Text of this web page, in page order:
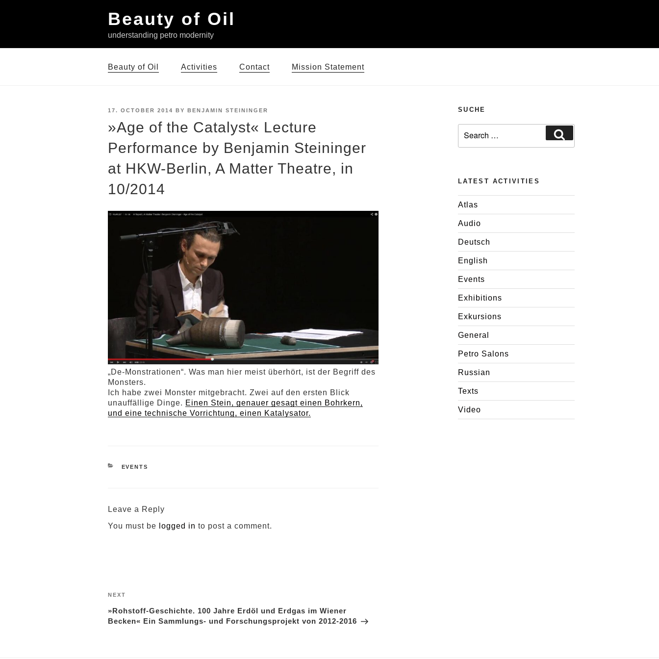
Beauty of Oil
understanding petro modernity
Beauty of Oil Activities Contact Mission Statement
POSTED
17. OCTOBER 2014 BY BENJAMIN STEININGER
»Age of the Catalyst« Lecture
Performance by Benjamin Steininger
at HKW-Berlin, A Matter Theatre, in
10/2014
„De-Monstrationen“. Was man hier meist überhört, ist der Begriff des
Monsters.
Ich habe zwei Monster mitgebracht. Zwei auf den ersten Blick
unauffällige Dinge. Einen Stein, genauer gesagt einen Bohrkern,
und eine technische Vorrichtung, einen Katalysator.
CATEGORIES
EVENTS
Leave a Reply
You must be
logged in to post a comment.
navigation
Next
NEXT
»Rohstoff-Geschichte. 100 Jahre Erdöl und Erdgas im Wiener
Becken« Ein Sammlungs- und Forschungsprojekt von 2012-2016
SUCHE
for:
LATEST ACTIVITIES
Atlas
Audio
Deutsch
English
Events
Exhibitions
Exkursions
General
Petro Salons
Russian
Texts
Video